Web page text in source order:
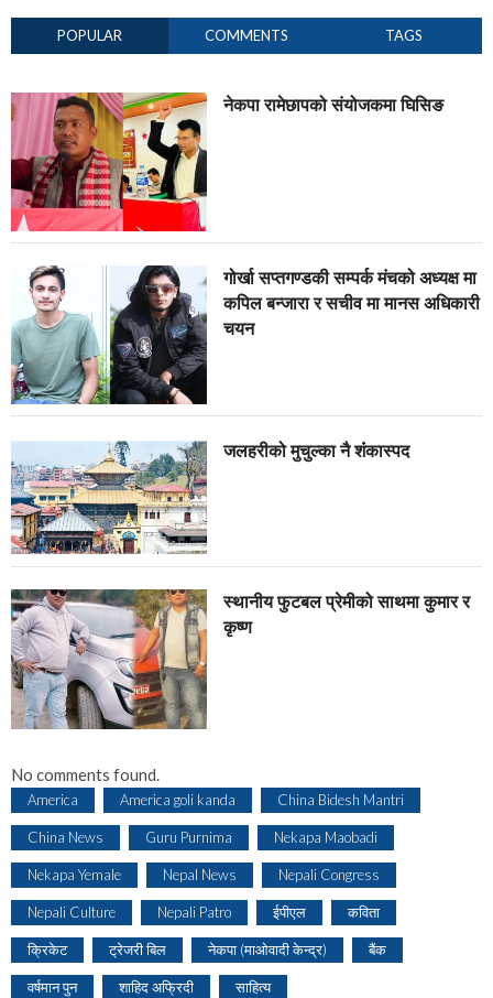
POPULAR COMMENTS TAGS
नेकपा रामेछापको संयोजकमा घिसिङ
गोर्खा सप्तगण्डकी सम्पर्क मंचको अध्यक्ष मा
कपिल बन्जारा र सचीव मा मानस अधिकारी
चयन
जलहरीको मुचुल्का नै शंंकास्पद
स्थानीय फुटबल प्रेमीको साथमा कुमार र
कृष्ण
No comments found.
America America goli kanda China Bidesh Mantri
China News Guru Purnima Nekapa Maobadi
Nekapa Yemale Nepal News Nepali Congress
Nepali Culture Nepali Patro ईपीएल कविता
क्रिकेट ट्रेजरी बिल नेकपा (माओवादी केन्द्र) बैंक
वर्षमान पुन शाहिद अफ्रिदी साहित्य